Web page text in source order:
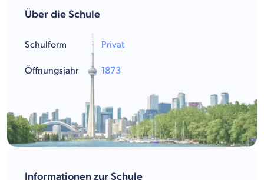
Informationen zur Schule
Über die Schule
Schulform
Öffnungsjahr
Privat
1873